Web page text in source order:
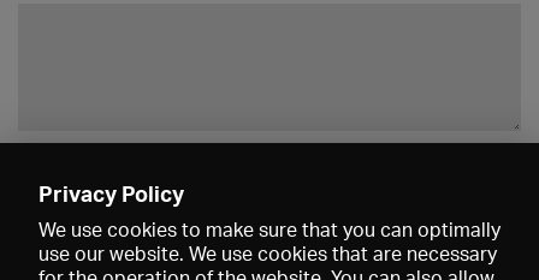
Privacy Policy
We use cookies to make sure that you can optimally
use our website. We use cookies that are necessary